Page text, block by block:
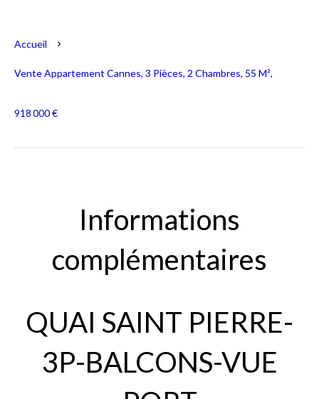
Accueil
Vente Appartement Cannes, 3 Pièces, 2 Chambres, 55 M²,
918 000 €
Informations
complémentaires
QUAI SAINT PIERRE-
3P-BALCONS-VUE